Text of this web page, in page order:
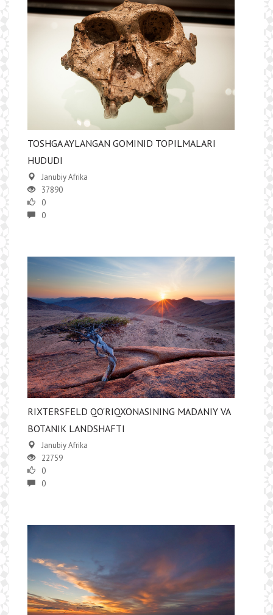
TOSHGA AYLANGAN GOMINID TOPILMALARI
HUDUDI
Janubiy Afrika
37890
0
0
RIXTERSFELD QO'RIQXONASINING MADANIY VA
BOTANIK LANDSHAFTI
Janubiy Afrika
22759
0
0